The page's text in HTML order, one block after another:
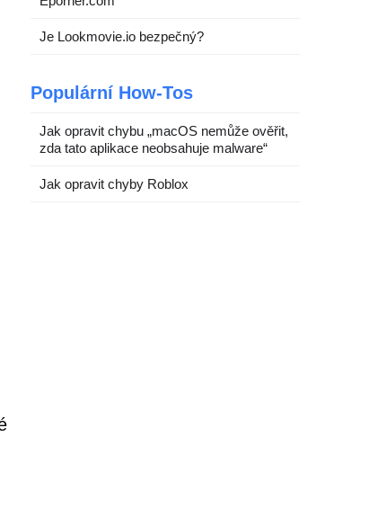
Je Lookmovie.io bezpečný?
Populární How-Tos
Jak opravit chybu „macOS nemůže ověřit,
zda tato aplikace neobsahuje malware“
Jak opravit chyby Roblox